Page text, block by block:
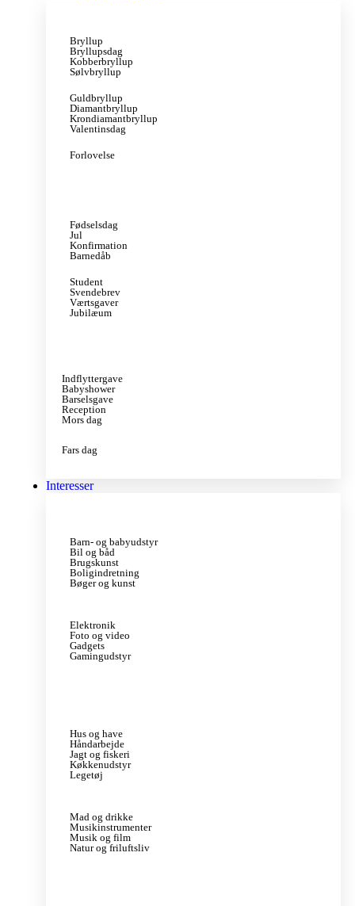
Bryllup
Bryllupsdag
Kobberbryllup
Sølvbryllup
Guldbryllup
Diamantbryllup
Krondiamantbryllup
Valentinsdag
Forlovelse
Fødselsdag
Jul
Konfirmation
Barnedåb
Student
Svendebrev
Værtsgaver
Jubilæum
Indflyttergave
Babyshower
Barselsgave
Reception
Mors dag
Fars dag
Interesser
Barn- og babyudstyr
Bil og båd
Brugskunst
Boligindretning
Bøger og kunst
Elektronik
Foto og video
Gadgets
Gamingudstyr
Hus og have
Håndarbejde
Jagt og fiskeri
Køkkenudstyr
Legetøj
Mad og drikke
Musikinstrumenter
Musik og film
Natur og friluftsliv